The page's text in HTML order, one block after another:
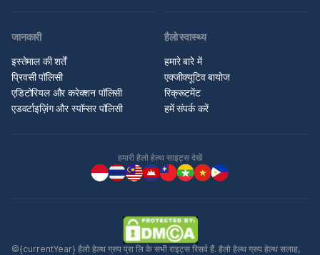
जानकारी
इस्तेमाल की शर्तें
प्रिवसी पॉलिसी
एडिटोरियल और करेक्शन पॉलिसी
एडवर्टाइज़िंग और स्पॉन्सर पॉलिसी
हैलो स्वास्थ्य
हमारे बारे में
एक्जीक्यूटिव बायोज
रिक्रूटमेंट
हमें संपर्क करें
हमारी हैलो हेल्थ साइट्स देखें
©{currentYear} हैलो हेल्थ ग्रुप प्रा लि के सभी राइट्स रिसर्व हैं. हैलो हेल्थ ग्रुप हेल्थ सलाह,